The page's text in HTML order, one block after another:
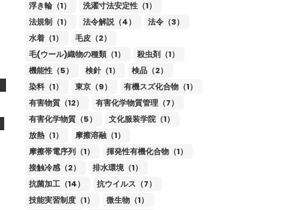
浮き輪（1）
洗濯寸法安定性（1）
法規制（1）
法令解説（4）
法令（3）
水着（1）
毛皮（2）
毛(ウール)織物の種類（1）
殺虫剤（1）
機能性（5）
検針（1）
検品（2）
染料（1）
東京（9）
有機スズ化合物（1）
有害物質（12）
有害化学物質管理（7）
有害化学物質（5）
文化服装学院（1）
放熱（1）
摩擦溶融（1）
摩擦帯電序列（1）
揮発性有機化合物（1）
接触冷感（2）
排水環境（1）
抗菌加工（14）
抗ウイルス（7）
技能実習制度（1）
微生物（1）